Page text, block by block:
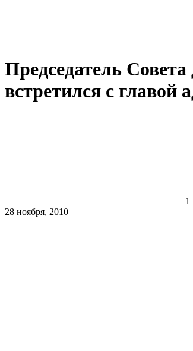
Председатель
встретился с главой
1
28 ноября, 2010